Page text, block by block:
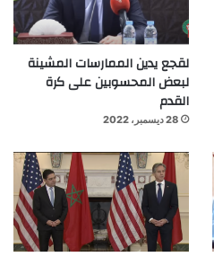
لقجع يدين الممارسات المشينة
لبعض المحسوبين على كرة
القدم
28 ديسمبر، 2022